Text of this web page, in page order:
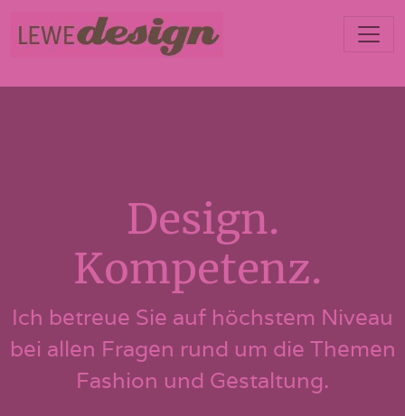
Design.
Kompetenz.
Ich betreue Sie auf höchstem Niveau
bei allen Fragen rund um die Themen
Fashion und Gestaltung.